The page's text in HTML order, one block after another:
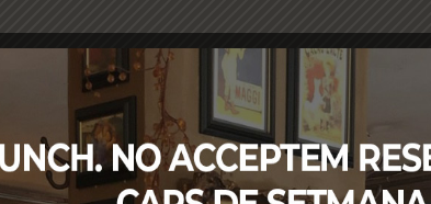
amb els diferents espais que el van precedir; Des
cartes de l’tarot, o on alguna vegada es van reunir,
de les nits
Barcelonines.
, amb sabors saborosos i audaços d’influència
fes que els nostres clients sephone case card